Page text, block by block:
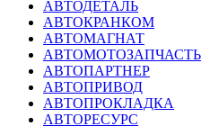
АВТОДЕТАЛЬ
АВТОКРАНКОМ
АВТОМАГНАТ
АВТОМОТОЗАПЧАСТЬ
АВТОПАРТНЕР
АВТОПРИВОД
АВТОПРОКЛАДКА
АВТОРЕСУРС